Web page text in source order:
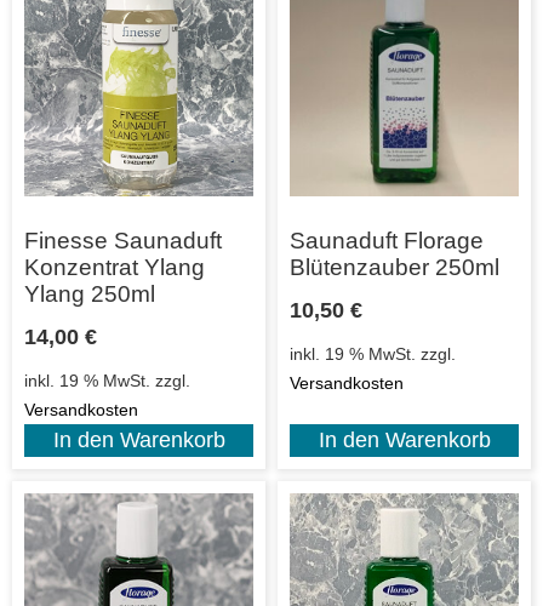
Finesse Saunaduft
Konzentrat Ylang
Ylang 250ml
14,00 €
inkl. 19 % MwSt. zzgl.
Versandkosten
In den Warenkorb
Saunaduft Florage
Blütenzauber 250ml
10,50 €
inkl. 19 % MwSt. zzgl.
Versandkosten
In den Warenkorb